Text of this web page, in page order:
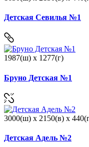
Детская Севилья №1
1987(ш) x 1277(г)
Бруно Детская №1
3000(ш) x 2150(в) x
Детская Адель №2